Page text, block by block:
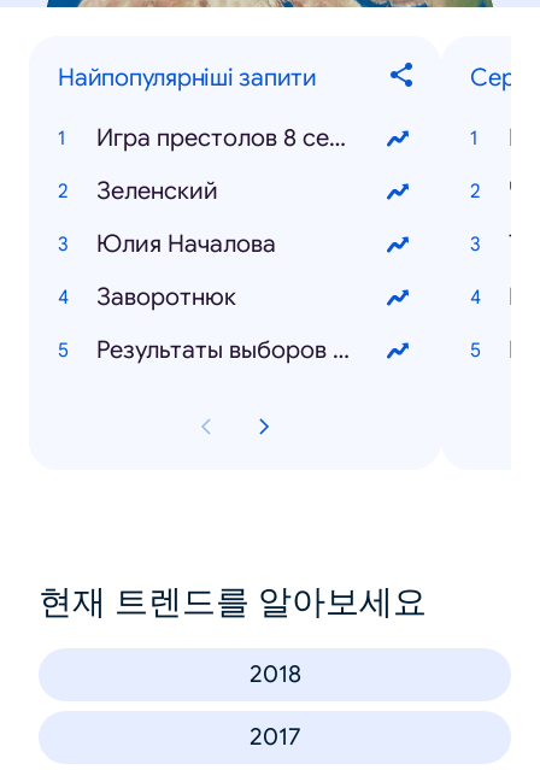
Найпопулярніші запити
Игра престолов 8 сезон
Зеленский
Юлия Началова
Заворотнюк
Результаты выборов 2019
현재 트렌드를 알아보세요
2018
2017